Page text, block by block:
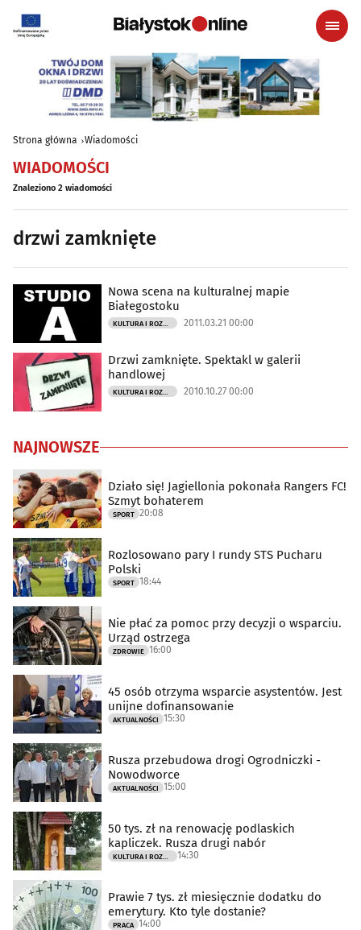
Strona główna Wiadomości
WIADOMOŚCI
Znaleziono 2 wiadomości
drzwi zamknięte
Nowa scena na kulturalnej mapie
Białegostoku
KULTURA I ROZRYWKA 2011.03.21 00:00
Drzwi zamknięte. Spektakl w galerii
handlowej
KULTURA I ROZRYWKA 2010.10.27 00:00
NAJNOWSZE
Działo się! Jagiellonia pokonała Rangers FC!
Szmyt bohaterem
SPORT 20:08
Rozlosowano pary I rundy STS Pucharu
Polski
SPORT 18:44
Nie płać za pomoc przy decyzji o wsparciu.
Urząd ostrzega
ZDROWIE 16:00
45 osób otrzyma wsparcie asystentów. Jest
unijne dofinansowanie
AKTUALNOŚCI 15:30
Rusza przebudowa drogi Ogrodniczki -
Nowodworce
AKTUALNOŚCI 15:00
50 tys. zł na renowację podlaskich
kapliczek. Rusza drugi nabór
14:30
Prawie 7 tys. zł miesięcznie dodatku do
emerytury. Kto tyle dostanie?
PRACA 14:00